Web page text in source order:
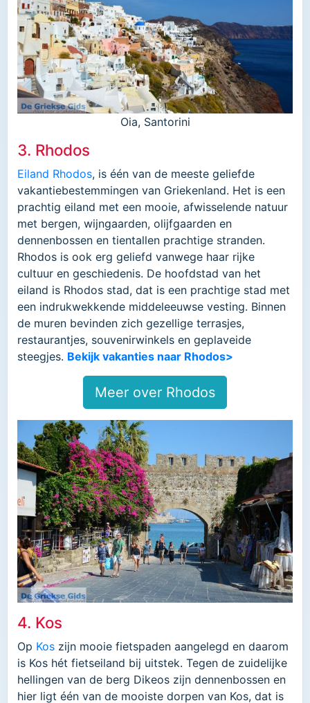
Oia, Santorini
3. Rhodos
Eiland Rhodos, is één van de meeste geliefde
vakantiebestemmingen van Griekenland. Het is een
prachtig eiland met een mooie, afwisselende natuur
met bergen, wijngaarden, olijfgaarden en
dennenbossen en tientallen prachtige stranden.
Rhodos is ook erg geliefd vanwege haar rijke
cultuur en geschiedenis. De hoofdstad van het
eiland is Rhodos stad, dat is een prachtige stad met
een indrukwekkende middeleeuwse vesting. Binnen
de muren bevinden zich gezellige terrasjes,
restaurantjes, souvenirwinkels en geplaveide
steegjes. Bekijk vakanties naar Rhodos>
Meer over Rhodos
4. Kos
Op Kos zijn mooie fietspaden aangelegd en daarom
is Kos hét fietseiland bij uitstek. Tegen de zuidelijke
hellingen van de berg Dikeos zijn dennenbossen en
hier ligt één van de mooiste dorpen van Kos, dat is